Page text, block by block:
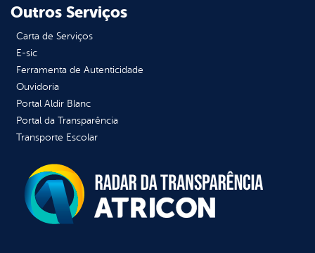
Outros Serviços
Carta de Serviços
E-sic
Ferramenta de Autenticidade
Ouvidoria
Portal Aldir Blanc
Portal da Transparência
Transporte Escolar